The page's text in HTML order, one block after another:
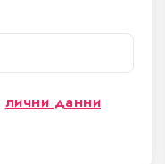
лични данни